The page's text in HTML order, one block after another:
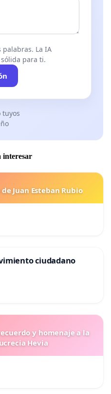
palabras. La IA
para ti.
tuyos
interesar
Juan Esteban Rubio
ciudadano
y homenaje a la
Hevia